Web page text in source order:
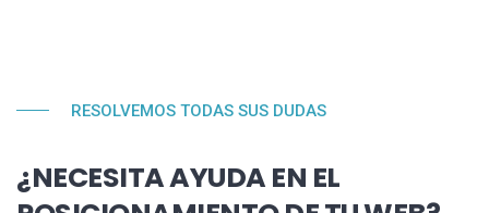
RESOLVEMOS TODAS SUS DUDAS
¿NECESITA AYUDA EN EL